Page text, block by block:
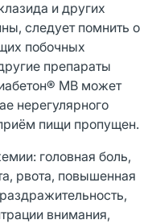
и других
следует помнить о
побочных
препараты
МВ может
нерегулярного
пищи пропущен.
головная боль,
рвота, повышенная
внимания,